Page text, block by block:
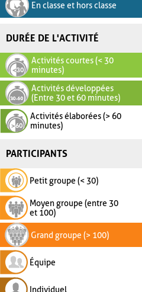
En classe et hors classe
DURÉE DE L'ACTIVITÉ
Activités courtes (< 30
minutes)
Activités développées
(Entre 30 et 60 minutes)
Activités élaborées (> 60
minutes)
PARTICIPANTS
Petit groupe (< 30)
Moyen groupe (entre 30
et 100)
Grand groupe (> 100)
Équipe
Individuel